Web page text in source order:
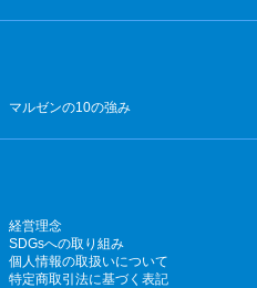
マルゼンの10の強み
経営理念
SDGsへの取り組み
個人情報の取扱いについて
特定商取引法に基づく表記